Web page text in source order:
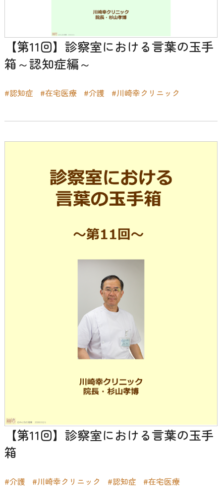
【第11回】診察室における言葉の玉手
箱～認知症編～
#認知症 #在宅医療 #介護 #川崎幸クリニック
【第11回】診察室における言葉の玉手
箱
#介護 #川崎幸クリニック #認知症 #在宅医療